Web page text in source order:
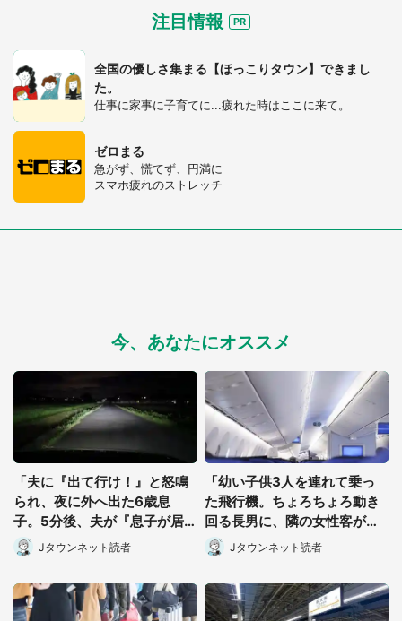
注目情報
全国の優しさ集まる【ほっこりタウン】できまし
た。
仕事に家事に子育てに...疲れた時はここに来て。
ゼロまる
急がず、慌てず、円満に
スマホ疲れのストレッチ
今、あなたにオススメ
「夫に『出て行け！』と怒鳴
られ、夜に外へ出た6歳息
子。5分後、夫が『息子が居
ない』と言ってきて」（奈良
県・40代女性）
Jタウンネット読者
「幼い子供3人を連れて乗っ
た飛行機。ちょろちょろ動き
回る長男に、隣の女性客がゲ
ンコツをくらわせて」（北海
道・50代女性）
Jタウンネット読者